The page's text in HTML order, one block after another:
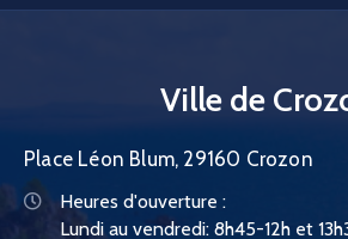
Ville de
Place Léon Blum, 29160 Crozon
Heures d'ouverture :
Lundi au vendredi: 8h45-12h et